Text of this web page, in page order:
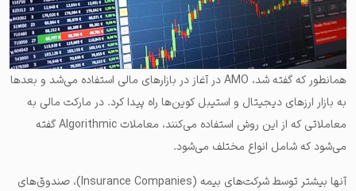
همانطور که گفته شد، AMO در آغاز در بازارهای مالی استفاده می‌شد و بعدها
به بازار ارزهای دیجیتال و استیبل کوین‌ها راه پیدا کرد. در مارکت مالی به
معاملاتی که از این روش استفاده می‌کنند، معاملات Algorithmic گفته
می‌شود که شامل انواع مختلف می‌شود.
آنها بیشتر توسط شرکت‌های بیمه (Insurance Companies)، صندوق‌های